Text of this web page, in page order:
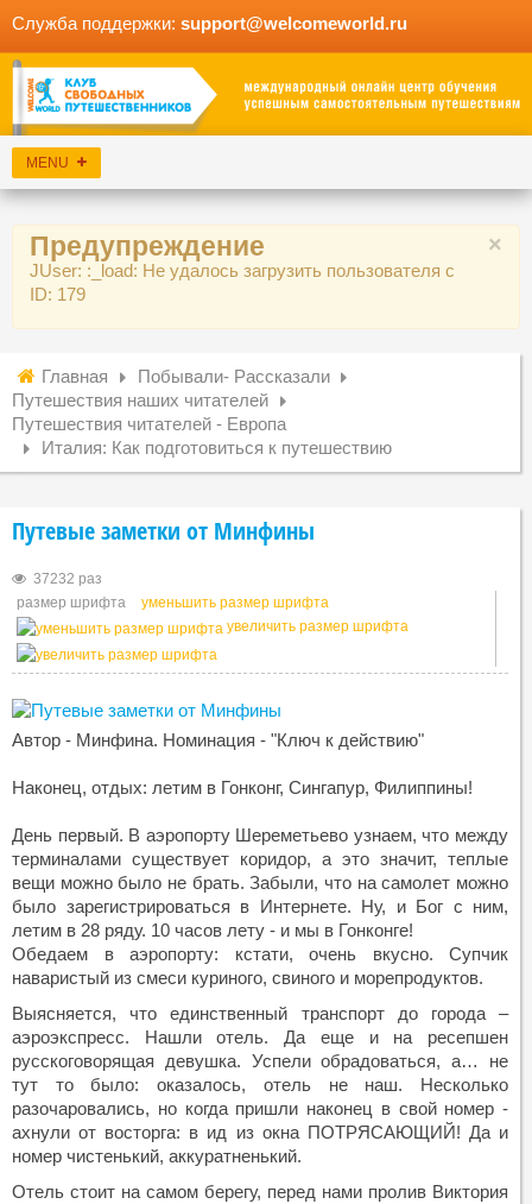
Служба поддержки: support@welcomeworld.ru
×
Предупреждение
JUser: :_load: Не удалось загрузить пользователя с
ID: 179
Главная
Побывали- Рассказали
Путешествия наших читателей
Путешествия читателей - Европа
Италия: Как подготовиться к путешествию
Путевые заметки от Минфины
37232 раз
размер шрифта
уменьшить размер шрифта
увеличить размер шрифта
Автор - Минфина. Номинация - "Ключ к действию"
Наконец, отдых: летим в Гонконг, Сингапур, Филиппины!
День первый. В аэропорту Шереметьево узнаем, что между
терминалами существует коридор, а это значит, теплые
вещи можно было не брать. Забыли, что на самолет можно
было зарегистрироваться в Интернете. Ну, и Бог с ним,
летим в 28 ряду. 10 часов лету - и мы в Гонконге!
Обедаем в аэропорту: кстати, очень вкусно. Супчик
наваристый из смеси куриного, свиного и морепродуктов.
Выясняется, что единственный транспорт до города –
аэроэкспресс. Нашли отель. Да еще и на ресепшен
русскоговорящая девушка. Успели обрадоваться, а… не
тут то было: оказалось, отель не наш. Несколько
разочаровались, но когда пришли наконец в свой номер -
ахнули от восторга: в ид из окна ПОТРЯСАЮЩИЙ! Да и
номер чистенький, аккуратненький.
Отель стоит на самом берегу, перед нами пролив Виктория